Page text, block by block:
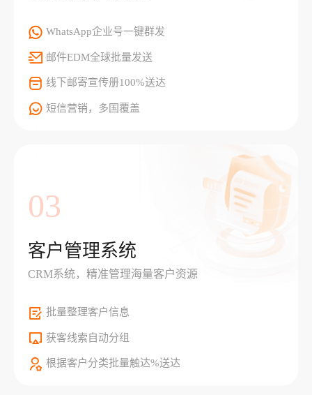
WhatsApp企业号一键群发
邮件EDM全球批量发送
线下邮寄宣传册100%送达
短信营销，多国覆盖
03
客户管理系统
CRM系统，精准管理海量客户资源
批量整理客户信息
获客线索自动分组
根据客户分类批量触达%送达